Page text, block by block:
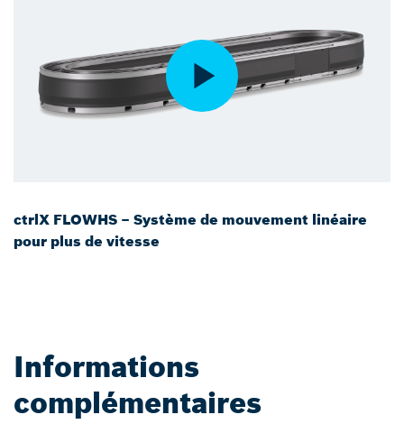
ctrlX FLOWHS – Système de mouvement linéaire
pour plus de vitesse
Informations
complémentaires